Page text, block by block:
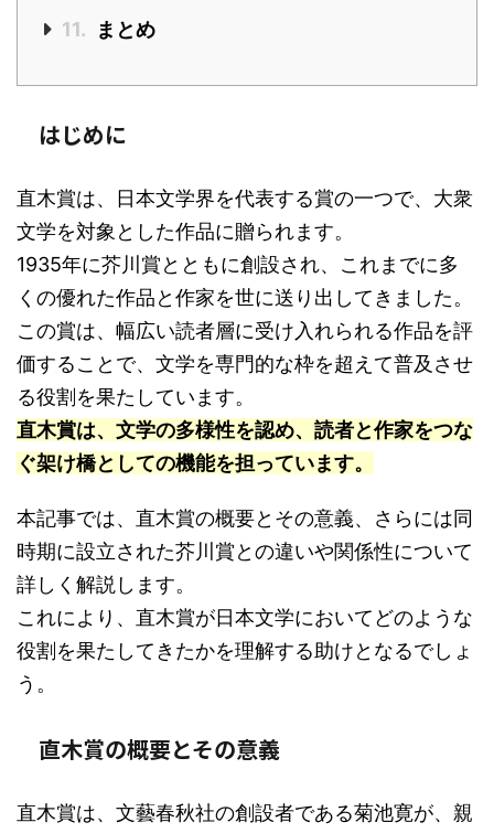
11. まとめ
はじめに
直木賞は、日本文学界を代表する賞の一つで、大衆
文学を対象とした作品に贈られます。
1935年に芥川賞とともに創設され、これまでに多
くの優れた作品と作家を世に送り出してきました。
この賞は、幅広い読者層に受け入れられる作品を評
価することで、文学を専門的な枠を超えて普及させ
る役割を果たしています。
直木賞は、文学の多様性を認め、読者と作家をつな
ぐ架け橋としての機能を担っています。
本記事では、直木賞の概要とその意義、さらには同
時期に設立された芥川賞との違いや関係性について
詳しく解説します。
これにより、直木賞が日本文学においてどのような
役割を果たしてきたかを理解する助けとなるでしょ
う。
直木賞の概要とその意義
直木賞は、文藝春秋社の創設者である菊池寛が、親